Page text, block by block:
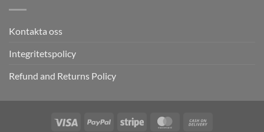
Kontakta oss
Integritetspolicy
Refund and Returns Policy